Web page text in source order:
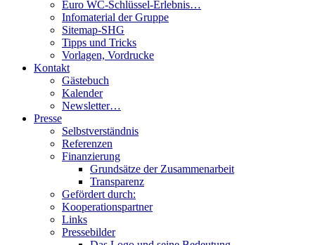
Euro WC-Schlüssel-Erlebnis…
Infomaterial der Gruppe
Sitemap-SHG
Tipps und Tricks
Vorlagen, Vordrucke
Kontakt
Gästebuch
Kalender
Newsletter…
Presse
Selbstverständnis
Referenzen
Finanzierung
Grundsätze der Zusammenarbeit
Transparenz
Gefördert durch:
Kooperationspartner
Links
Pressebilder